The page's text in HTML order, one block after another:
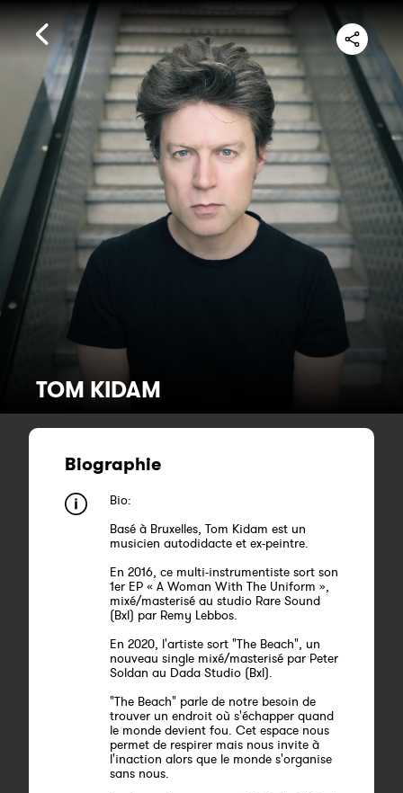
TOM KIDAM
Biographie
Bio:
Basé à Bruxelles, Tom Kidam est un
musicien autodidacte et ex-peintre.
En 2016, ce multi-instrumentiste sort son
1er EP « A Woman With The Uniform »,
mixé/masterisé au studio Rare Sound
(Bxl) par Remy Lebbos.
En 2020, l'artiste sort "The Beach", un
nouveau single mixé/masterisé par Peter
Soldan au Dada Studio (Bxl).
"The Beach" parle de notre besoin de
trouver un endroit où s'échapper quand
le monde devient fou. Cet espace nous
permet de respirer mais nous invite à
l'inaction alors que le monde s'organise
sans nous.